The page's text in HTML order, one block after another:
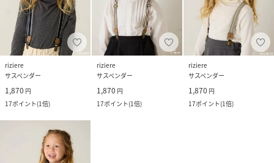
riziere
サスペンダー
1,870 円
17ポイント(1倍)
riziere
サスペンダー
1,870 円
17ポイント(1倍)
riziere
サスペンダー
1,870 円
17ポイント(1倍)